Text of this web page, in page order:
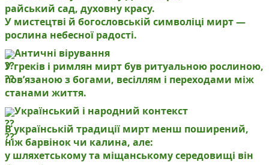
райський сад, духовну красу.
У мистецтві й богословській символіці мирт —
рослина небесної радості.
Античні вірування
У греків і римлян мирт був ритуальною рослиною,
пов’язаною з богами, весіллям і переходами між
станами життя.
Український і народний контекст
В українській традиції мирт менш поширений,
ніж барвінок чи калина, але:
у шляхетському та міщанському середовищі він